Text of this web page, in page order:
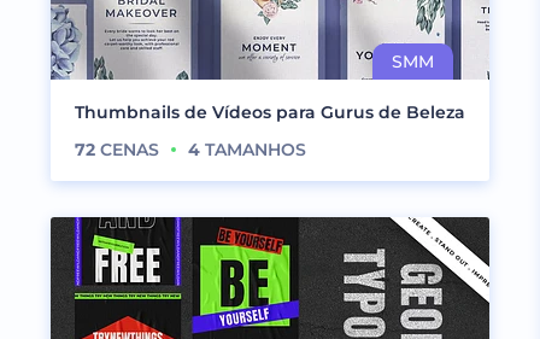
Thumbnails de Vídeos para Gurus de Beleza
72 CENAS 4 TAMANHOS